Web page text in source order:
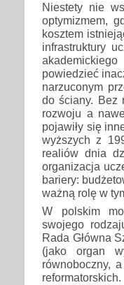
Niestety nie
optymizmem,
kosztem
infrastruktury
powiedzieć
narzuconym
do ściany. Bez
rozwoju a
pojawiły się
wyższych z
realiów dnia
organizacja
bariery:
ważną rolę w
W polskim
swojego
Rada Główna
(jako organ
równoboczny,
reformatorskich.